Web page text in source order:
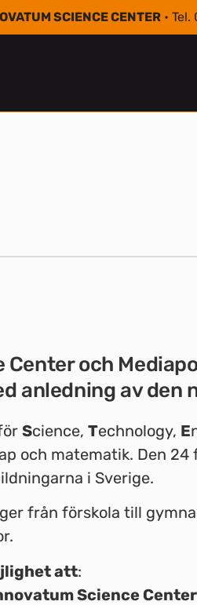
SCIENCE CENTER• Tel.
och
anledning av den
Science, Technology, E
och matematik. Den
i Sverige.
från förskola till
att:
Science Center